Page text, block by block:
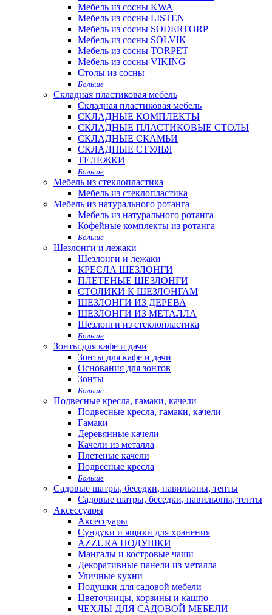
Мебель из сосны KWA
Мебель из сосны LISTEN
Мебель из сосны SODERTORP
Мебель из сосны SOLVIK
Мебель из сосны TORPET
Мебель из сосны VIKING
Столы из сосны
Больше
Складная пластиковая мебель
Складная пластиковая мебель
СКЛАДНЫЕ КОМПЛЕКТЫ
СКЛАДНЫЕ ПЛАСТИКОВЫЕ СТОЛЫ
СКЛАДНЫЕ СКАМЬИ
СКЛАДНЫЕ СТУЛЬЯ
ТЕЛЕЖКИ
Больше
Мебель из стеклопластика
Мебель из стеклопластика
Мебель из натурального ротанга
Мебель из натурального ротанга
Кофейные комплекты из ротанга
Больше
Шезлонги и лежаки
Шезлонги и лежаки
КРЕСЛА ШЕЗЛОНГИ
ПЛЕТЕНЫЕ ШЕЗЛОНГИ
СТОЛИКИ К ШЕЗЛОНГАМ
ШЕЗЛОНГИ ИЗ ДЕРЕВА
ШЕЗЛОНГИ ИЗ МЕТАЛЛА
Шезлонги из стеклопластика
Больше
Зонты для кафе и дачи
Зонты для кафе и дачи
Основания для зонтов
Зонты
Больше
Подвесные кресла, гамаки, качели
Подвесные кресла, гамаки, качели
Гамаки
Деревянные качели
Качели из металла
Плетеные качели
Подвесные кресла
Больше
Садовые шатры, беседки, павильоны, тенты
Садовые шатры, беседки, павильоны, тенты
Аксессуары
Аксессуары
Сундуки и ящики для хранения
AZZURA ПОДУШКИ
Мангалы и костровые чаши
Декоративные панели из металла
Уличные кухни
Подушки для садовой мебели
Цветочницы, корзины и кашпо
ЧЕХЛЫ ДЛЯ САДОВОЙ МЕБЕЛИ